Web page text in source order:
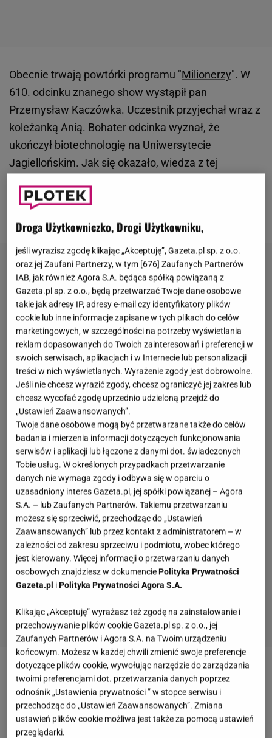
Obecnie trwają powtórki programu "Milionerzy". W
610. odcinku znanego show wystąpił pan
Przemysław Kaczówka. Uczestnik przyjechał wraz z
koleżanką Anią. Bohater odcinka wyznał, że
ukończył biotechnologię na Uniwersytecie
Jagiellońskim. Jak się okazało, wiedza z tej
Trudności sprawiła mu jednak pozornie łatwa
Zobacz wideoMałgorzata Ohme o hejcie po
"Milionerach": Nie zgłosiłam się tam, bo uważam, że
jestem omnibusem
Droga Użytkowniczko, Drogi Użytkowniku,
jeśli wyrazisz zgodę klikając „Akceptuję”, Gazeta.pl sp. z o.o.
oraz jej Zaufani Partnerzy, w tym [676] Zaufanych Partnerów
IAB, jak również Agora S.A. będąca spółką powiązaną z
Gazeta.pl sp. z o.o., będą przetwarzać Twoje dane osobowe
takie jak adresy IP, adresy e-mail czy identyfikatory plików
cookie lub inne informacje zapisane w tych plikach do celów
marketingowych, w szczególności na potrzeby wyświetlania
reklam dopasowanych do Twoich zainteresowań i preferencji w
swoich serwisach, aplikacjach i w Internecie lub personalizacji
treści w nich wyświetlanych. Wyrażenie zgody jest dobrowolne.
Jeśli nie chcesz wyrazić zgody, chcesz ograniczyć jej zakres lub
chcesz wycofać zgodę uprzednio udzieloną przejdź do
„Ustawień Zaawansowanych”.
Twoje dane osobowe mogą być przetwarzane także do celów
badania i mierzenia informacji dotyczących funkcjonowania
serwisów i aplikacji lub łączone z danymi dot. świadczonych
Tobie usług. W określonych przypadkach przetwarzanie
danych nie wymaga zgody i odbywa się w oparciu o
uzasadniony interes Gazeta.pl, jej spółki powiązanej – Agora
S.A. – lub Zaufanych Partnerów. Takiemu przetwarzaniu
możesz się sprzeciwić, przechodząc do „Ustawień
Zaawansowanych” lub przez kontakt z administratorem – w
zależności od zakresu sprzeciwu i podmiotu, wobec którego
jest kierowany. Więcej informacji o przetwarzaniu danych
osobowych znajdziesz w dokumenciePolityka Prywatności
Gazeta.pl iPolityka Prywatności Agora S.A.
Klikając „Akceptuję” wyrażasz też zgodę na zainstalowanie i
przechowywanie plików cookie Gazeta.pl sp. z o.o., jej
Zaufanych Partnerów i Agora S.A. na Twoim urządzeniu
końcowym. Możesz w każdej chwili zmienić swoje preferencje
dotyczące plików cookie, wywołując narzędzie do zarządzania
twoimi preferencjami dot. przetwarzania danych poprzez
odnośnik „Ustawienia prywatności ” w stopce serwisu i
przechodząc do „Ustawień Zaawansowanych”. Zmiana
ustawień plików cookie możliwa jest także za pomocą ustawień
przeglądarki.